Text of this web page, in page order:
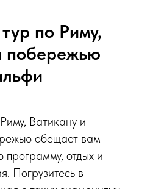
по Риму,
побережью
Ватикану и
обещает вам
программу, отдых и
Погрузитесь в